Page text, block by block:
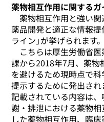
薬物相互作用に関する
薬物相互作用と強い関
薬品開発と適正な情報
ライン」が挙げられます。
こちらは厚生労働省
課から2018年7月、薬
を避けるため現時点で
提示するために発出され
記載されている内容は
謝・排泄における薬物
した薬物相互作用、臨